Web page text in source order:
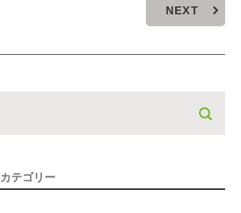
NEXT
カテゴリー